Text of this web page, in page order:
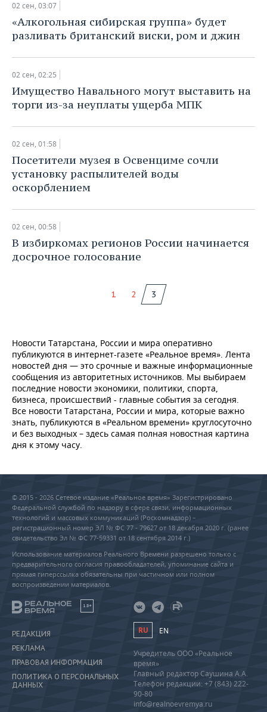
02 сен, 03:07
«Алкогольная сибирская группа» будет
разливать британский виски, ром и джин
02 сен, 02:25
Имущество Навального могут выставить на
торги из-за неуплаты ущерба МПК
02 сен, 01:58
Посетители музея в Освенциме сочли
установку распылителей воды
оскорблением
02 сен, 00:58
В избиркомах регионов России начинается
досрочное голосование
1 2 3
Новости Татарстана, России и мира оперативно
публикуются в интернет-газете «Реальное время». Лента
новостей дня — это срочные и важные информационные
сообщения из авторитетных источников. Мы выбираем
последние новости экономики, политики, спорта,
бизнеса, происшествий - главные события за сегодня.
Все новости Татарстана, России и мира, которые важно
знать, публикуются в «Реальном времени» круглосуточно
и без выходных – здесь самая полная новостная картина
дня к этому часу.
© 2015 - 2026 Сетевое издание «Реальное время» Зарегистрировано
Федеральной службой по надзору в сфере связи, информационных
технологий и массовых коммуникаций (Роскомнадзор) –
регистрационный номер ЭЛ № ФС 77 - 79627 от 18 декабря 2020 г. (ранее
свидетельство Эл № ФС 77-59331 от 18 сентября 2014 г.)
Использование материалов Реального Времени разрешено только с
предварительного согласия правообладателей, упоминание сайта и
прямая гиперссылка обязательны при частичном или полном
воспроизведении материалов.
18+
РЕДАКЦИЯ
РЕКЛАМА
ПРАВОВАЯ ИНФОРМАЦИЯ
ПОЛИТИКА О ПЕРСОНАЛЬНЫХ
ДАННЫХ
RU EN
Учредитель ООО «Реальное
время»
Главный редактор Саушина А.А.
Телефон редакции: +7 (843) 222-
90-80
info@realnoevremya.ru